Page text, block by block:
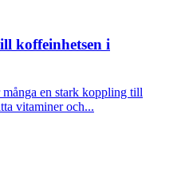
koffeinhetsen i
en stark koppling till
vitaminer och...